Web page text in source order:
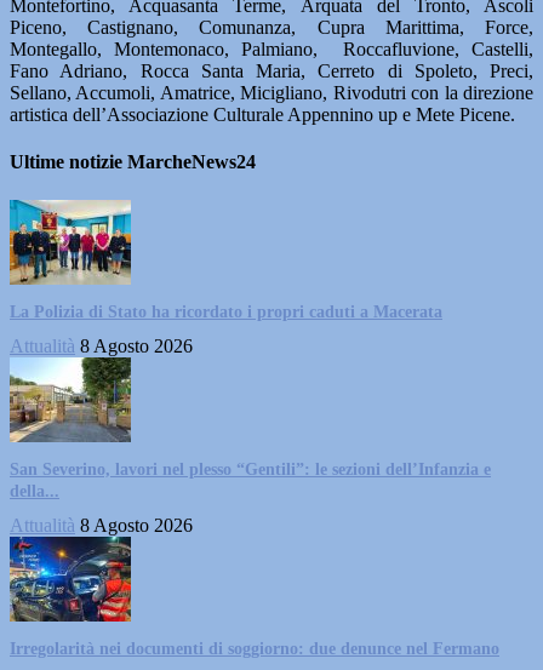
Montefortino, Acquasanta Terme, Arquata del Tronto, Ascoli
Piceno, Castignano, Comunanza, Cupra Marittima, Force,
Montegallo, Montemonaco, Palmiano, Roccafluvione, Castelli,
Fano Adriano, Rocca Santa Maria, Cerreto di Spoleto, Preci,
Sellano, Accumoli, Amatrice, Micigliano, Rivodutri con la direzione
artistica dell’Associazione Culturale Appennino up e Mete Picene.
Ultime notizie MarcheNews24
La Polizia di Stato ha ricordato i propri caduti a Macerata
Attualità 8 Agosto 2026
San Severino, lavori nel plesso “Gentili”: le sezioni dell’Infanzia e
della...
Attualità 8 Agosto 2026
Irregolarità nei documenti di soggiorno: due denunce nel Fermano